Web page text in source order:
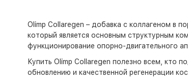
Olimp Collaregen – добавка с коллагеном в
который является основным структурным
функционирование опорно-двигательного
Купить Olimp Collaregen полезно всем, кто
обновлению и качественной регенерации